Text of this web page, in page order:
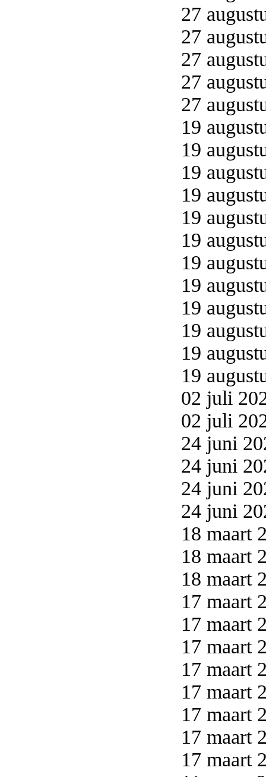
27
27
27
27
27
19
19
19
19
19
19
19
19
19
19
19
19
02 juli
02 juli
24 juni
24 juni
24 juni
24 juni
18 maart
18 maart
18 maart
17 maart
17 maart
17 maart
17 maart
17 maart
17 maart
17 maart
17 maart